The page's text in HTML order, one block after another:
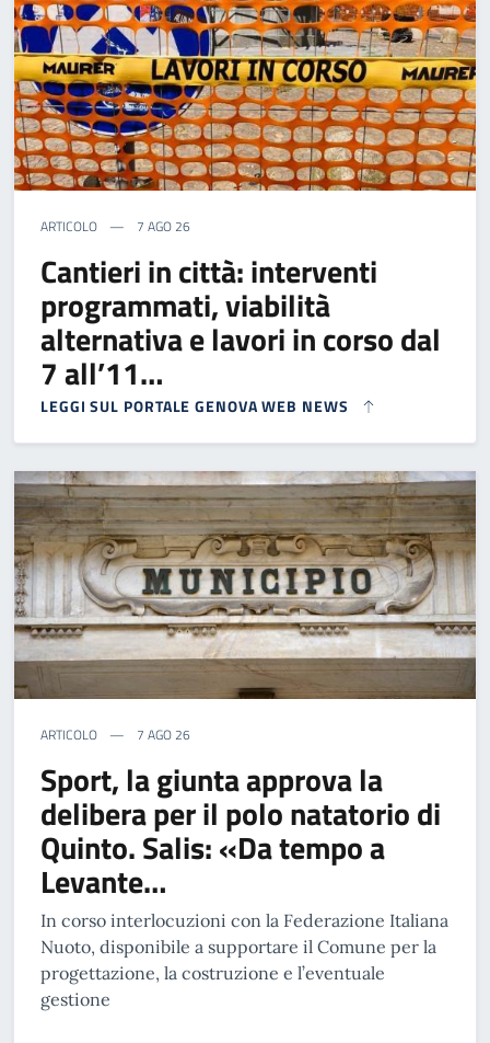
ARTICOLO 7 AGO 26
Cantieri in città: interventi
programmati, viabilità
alternativa e lavori in corso dal
7 all’11…
LEGGI SUL PORTALE GENOVA WEB NEWS
ARTICOLO 7 AGO 26
Sport, la giunta approva la
delibera per il polo natatorio di
Quinto. Salis: «Da tempo a
Levante…
In corso interlocuzioni con la Federazione Italiana
Nuoto, disponibile a supportare il Comune per la
progettazione, la costruzione e l’eventuale
gestione